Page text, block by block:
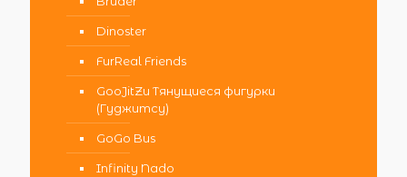
Dinoster
FurReal Friends
GooJitZu Тянущиеся фигурки
(Гуджитсу)
GoGo Bus
Infinity Nado